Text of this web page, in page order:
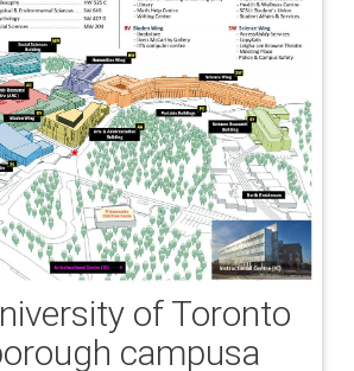
of Toronto
campusa